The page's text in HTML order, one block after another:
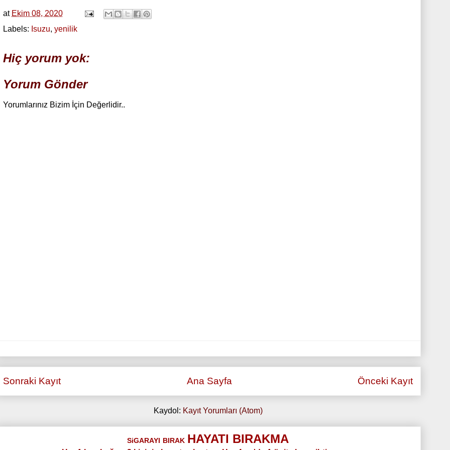
at Ekim 08, 2020
Labels: Isuzu, yenilik
Hiç yorum yok:
Yorum Gönder
Yorumlarınız Bizim İçin Değerlidir..
Sonraki Kayıt Önceki Kayıt
Ana Sayfa
Kaydol: Kayıt Yorumları (Atom)
SiGARAYI BIRAK HAYATI BIRAKMA